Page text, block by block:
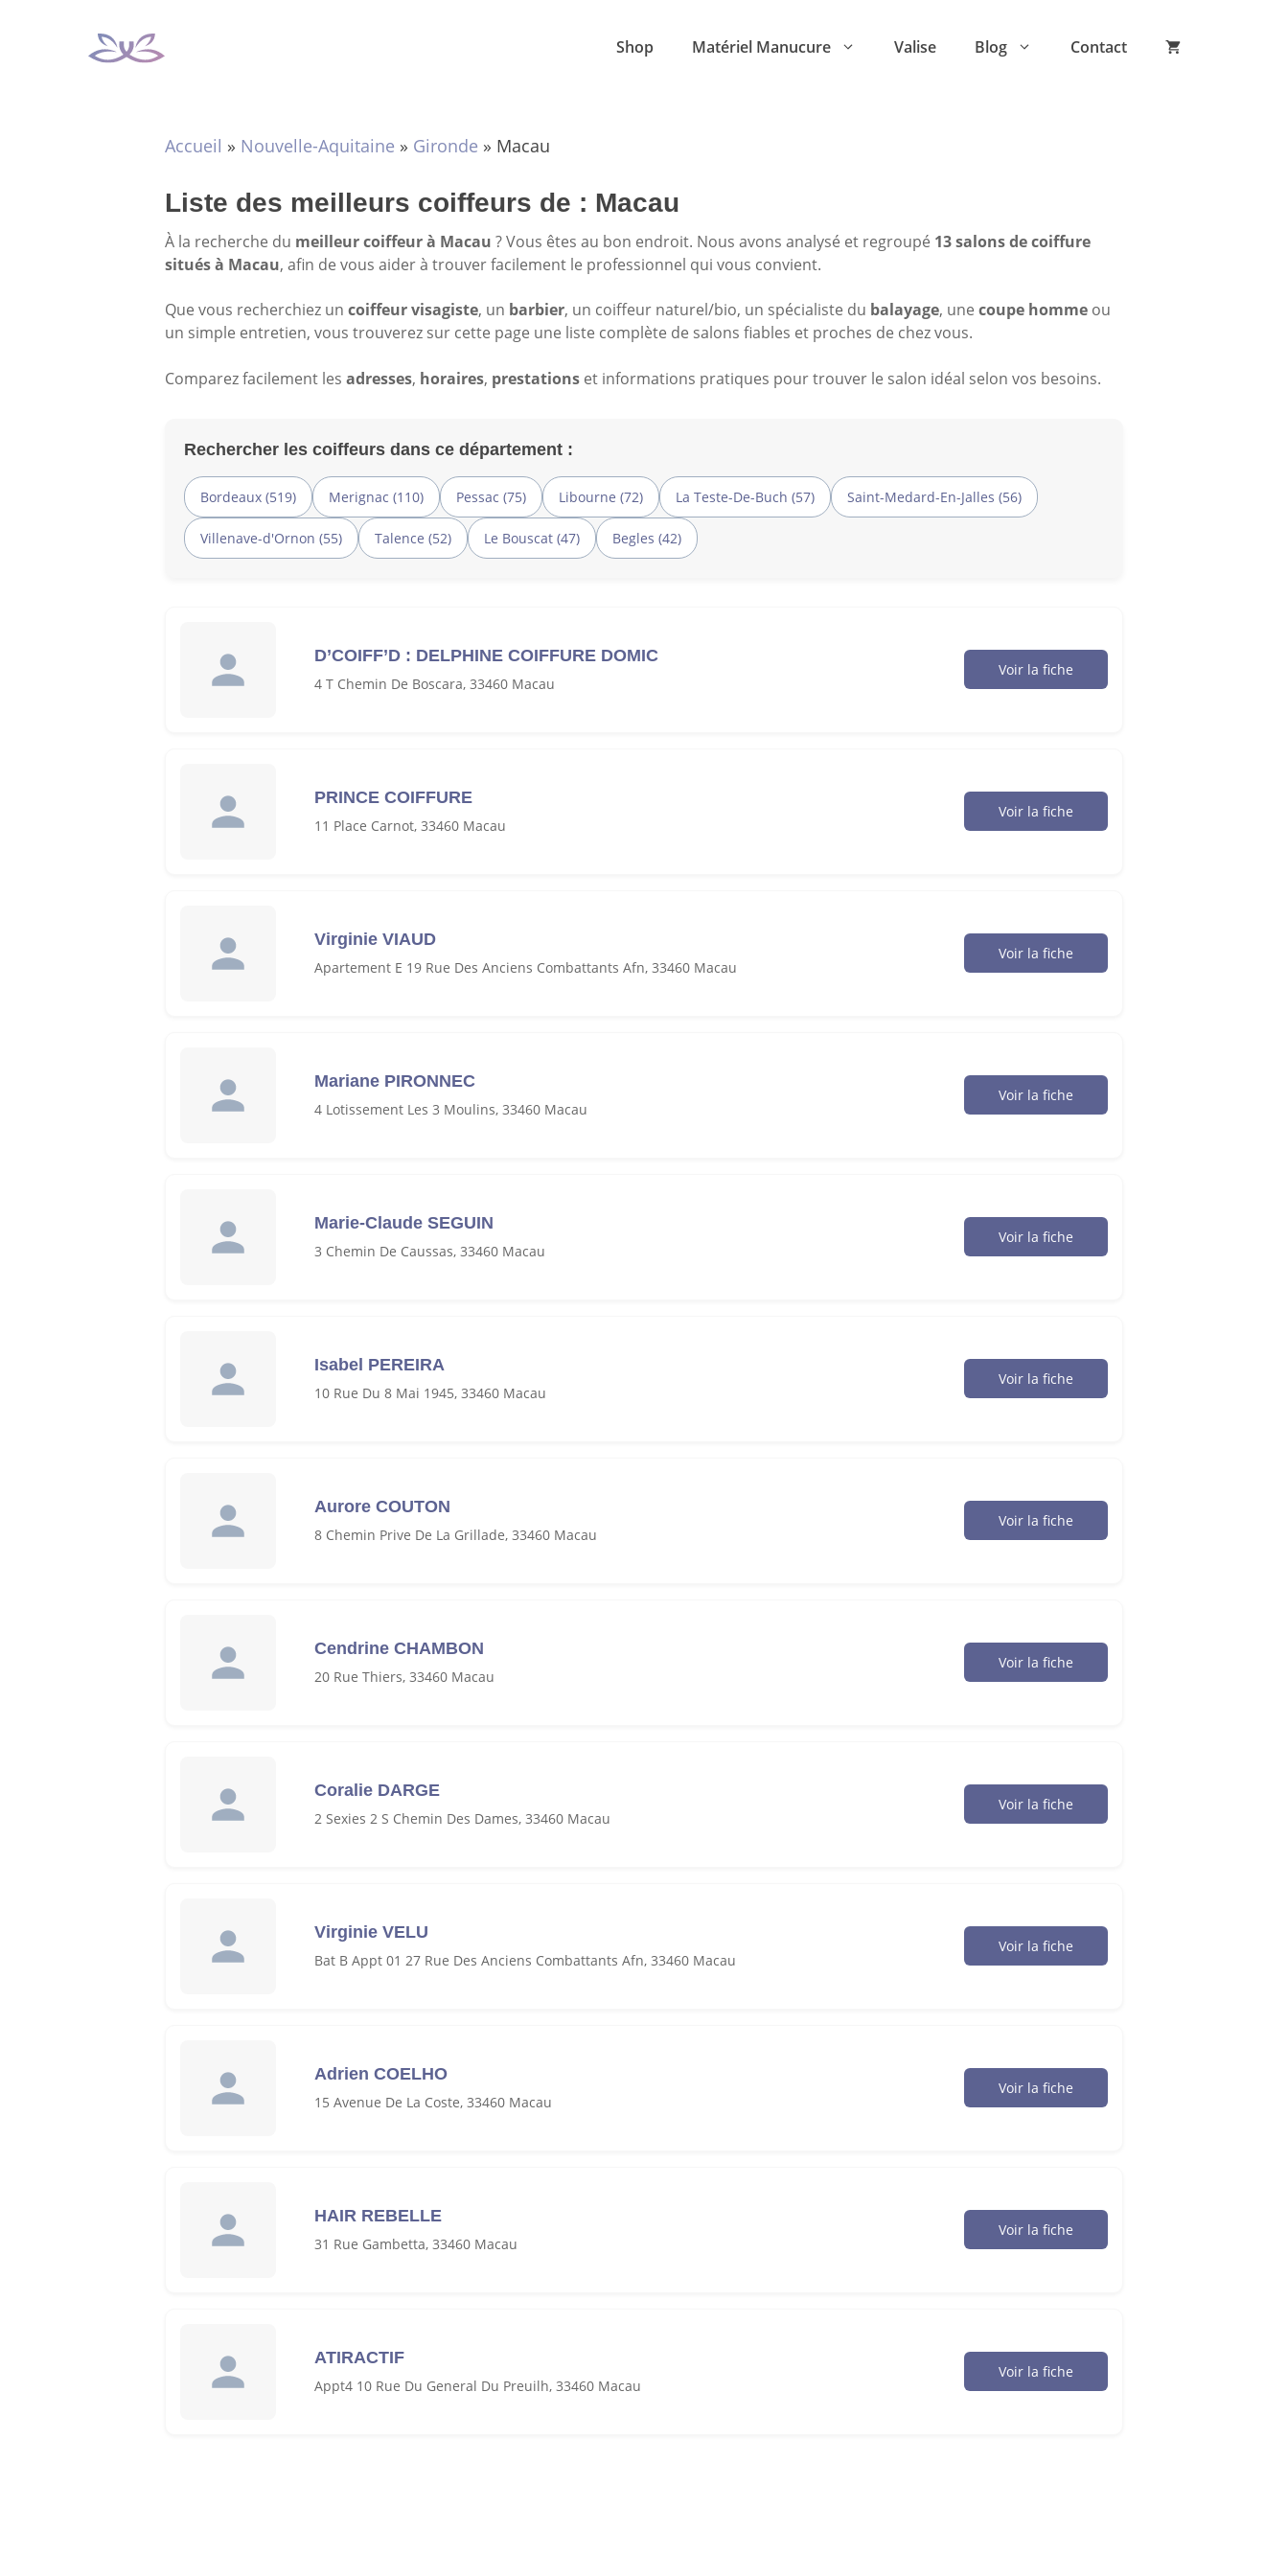
Shop Matériel Manucure Valise Blog Contact
Accueil » Nouvelle-Aquitaine » Gironde » Macau
Liste des meilleurs coiffeurs de : Macau
À la recherche du meilleur coiffeur à Macau ? Vous êtes au bon endroit. Nous avons analysé et regroupé 13 salons de coiffure
situés à Macau, afin de vous aider à trouver facilement le professionnel qui vous convient.
Que vous recherchiez un coiffeur visagiste, un barbier, un coiffeur naturel/bio, un spécialiste du balayage, une coupe homme ou
un simple entretien, vous trouverez sur cette page une liste complète de salons fiables et proches de chez vous.
Comparez facilement les adresses, horaires, prestations et informations pratiques pour trouver le salon idéal selon vos besoins.
Rechercher les coiffeurs dans ce département :
Bordeaux (519) Merignac (110) Pessac (75) Libourne (72) La Teste-De-Buch (57) Saint-Medard-En-Jalles (56)
Villenave-d'Ornon (55) Talence (52) Le Bouscat (47) Begles (42)
D’COIFF’D : DELPHINE COIFFURE DOMIC
4 T Chemin De Boscara, 33460 Macau
Voir la fiche
PRINCE COIFFURE
11 Place Carnot, 33460 Macau
Voir la fiche
Virginie VIAUD
Apartement E 19 Rue Des Anciens Combattants Afn, 33460 Macau
Voir la fiche
Mariane PIRONNEC
4 Lotissement Les 3 Moulins, 33460 Macau
Voir la fiche
Marie-Claude SEGUIN
3 Chemin De Caussas, 33460 Macau
Voir la fiche
Isabel PEREIRA
10 Rue Du 8 Mai 1945, 33460 Macau
Voir la fiche
Aurore COUTON
8 Chemin Prive De La Grillade, 33460 Macau
Voir la fiche
Cendrine CHAMBON
20 Rue Thiers, 33460 Macau
Voir la fiche
Coralie DARGE
2 Sexies 2 S Chemin Des Dames, 33460 Macau
Voir la fiche
Virginie VELU
Bat B Appt 01 27 Rue Des Anciens Combattants Afn, 33460 Macau
Voir la fiche
Adrien COELHO
15 Avenue De La Coste, 33460 Macau
Voir la fiche
HAIR REBELLE
31 Rue Gambetta, 33460 Macau
Voir la fiche
ATIRACTIF
Appt4 10 Rue Du General Du Preuilh, 33460 Macau
Voir la fiche